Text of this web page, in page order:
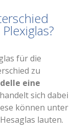
für die
zu
eine
sich dabei
können unter
lauten.